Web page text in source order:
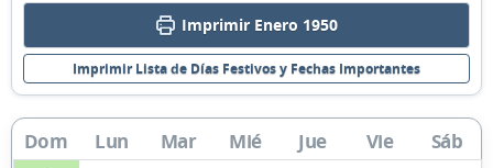
Imprimir Enero 1950
Imprimir Lista de Días Festivos y Fechas Importantes
Dom Lun Mar Mié Jue Vie Sáb